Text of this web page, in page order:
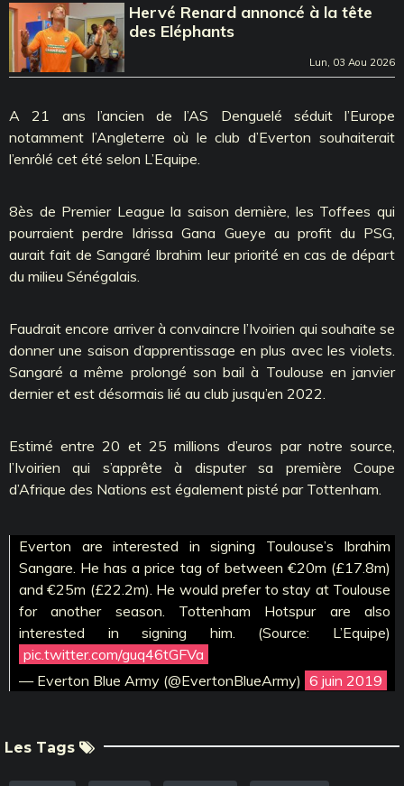
Hervé Renard annoncé à la tête
des Eléphants
Lun, 03 Aou 2026
A 21 ans l’ancien de l’AS Denguelé séduit l’Europe
notamment l’Angleterre où le club d’Everton souhaiterait
l’enrôlé cet été selon L’Equipe.
8ès de Premier League la saison dernière, les Toffees qui
pourraient perdre Idrissa Gana Gueye au profit du PSG,
aurait fait de Sangaré Ibrahim leur priorité en cas de départ
du milieu Sénégalais.
Faudrait encore arriver à convaincre l’Ivoirien qui souhaite se
donner une saison d’apprentissage en plus avec les violets.
Sangaré a même prolongé son bail à Toulouse en janvier
dernier et est désormais lié au club jusqu’en 2022.
Estimé entre 20 et 25 millions d’euros par notre source,
l’Ivoirien qui s’apprête à disputer sa première Coupe
d’Afrique des Nations est également pisté par Tottenham.
Everton are interested in signing Toulouse’s Ibrahim
Sangare. He has a price tag of between €20m (£17.8m)
and €25m (£22.2m). He would prefer to stay at Toulouse
for another season. Tottenham Hotspur are also
interested in signing him. (Source: L’Equipe)
pic.twitter.com/guq46tGFVa
— Everton Blue Army (@EvertonBlueArmy) 6 juin 2019
Les Tags